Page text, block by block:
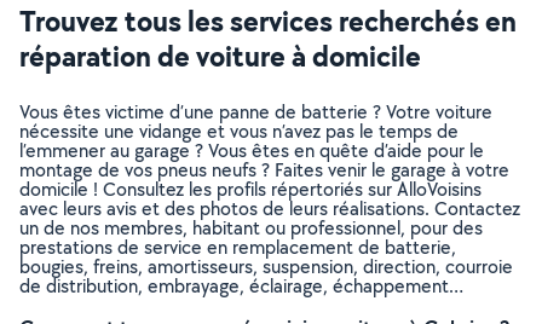
Trouvez tous les services recherchés en
réparation de voiture à domicile
Vous êtes victime d’une panne de batterie ? Votre voiture
nécessite une vidange et vous n’avez pas le temps de
l’emmener au garage ? Vous êtes en quête d’aide pour le
montage de vos pneus neufs ? Faites venir le garage à votre
domicile ! Consultez les profils répertoriés sur AlloVoisins
avec leurs avis et des photos de leurs réalisations. Contactez
un de nos membres, habitant ou professionnel, pour des
prestations de service en remplacement de batterie,
bougies, freins, amortisseurs, suspension, direction, courroie
de distribution, embrayage, éclairage, échappement…